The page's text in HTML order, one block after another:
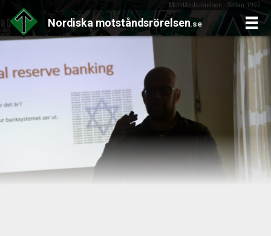
Motståndsrörelsen - Sedan 1997
Nordiska motståndsrörelsen.se
Skip
content